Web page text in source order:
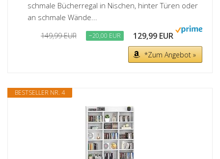
schmale Bücherregal in Nischen, hinter Türen oder
an schmale Wände...
149,99 EUR −20,00 EUR 129,99 EUR
*Zum Angebot »
BESTSELLER NR. 4